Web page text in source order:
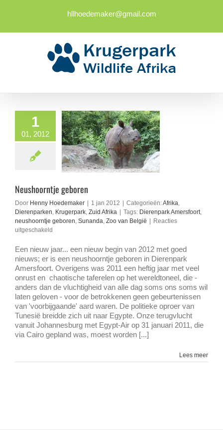
hllhoedemaker@gmail.com
1
01, 2012
Neushoorntje geboren
Door Henny Hoedemaker 1 jan 2012 Categorieën:Afrika,
Dierenparken, Krugerpark, Zuid Afrika Tags: Dierenpark Amersfoort,
neushoorntje geboren, Sunanda, Zoo van België
Reacties
uitgeschakeld
geboren
Een nieuw jaar... een nieuw begin van 2012 met goed
nieuws; er is een neushoorntje geboren in Dierenpark
Amersfoort. Overigens was 2011 een heftig jaar met veel
onrust en chaotische taferelen op het wereldtoneel, die -
anders dan de vluchtigheid van alle dag soms ons soms wil
laten geloven - voor de betrokkenen geen gebeurtenissen
van 'voorbijgaande' aard waren. De politieke oproer van
Tunesië breidde zich uit naar Egypte. Onze terugvlucht
vanuit Johannesburg met Egypt-Air op 31 januari 2011, die
via Cairo gepland was, moest worden [...]
Lees meer